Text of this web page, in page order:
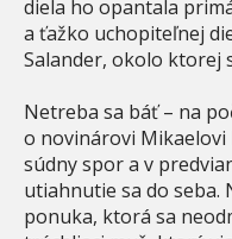
diela ho opantala
a ťažko uchopiteľnej
Salander, okolo ktorej
Netreba sa báť – na
o novinárovi
súdny spor a v
utiahnutie sa do seba.
ponuka, ktorá sa